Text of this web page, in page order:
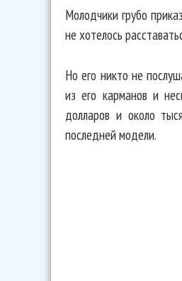
Молодчики грубо
не хотелось
Но его никто не
из его карманов и
долларов и около
последней модели.